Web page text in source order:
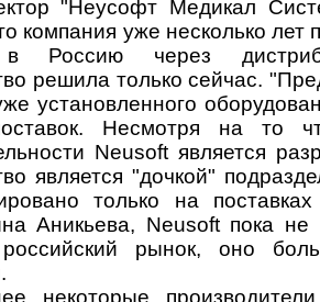
"Неусофт Медикал
компания уже несколько лет
в Россию через
решила только сейчас.
установленного
Несмотря на то
Neusoft является
является "дочкой"
только на
Аникьева, Neusoft пока не
рынок, оно
некоторые